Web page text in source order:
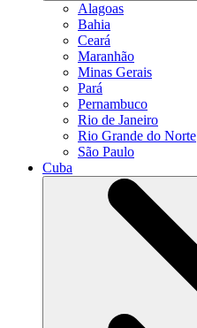
Alagoas
Bahia
Ceará
Maranhão
Minas Gerais
Pará
Pernambuco
Rio de Janeiro
Rio Grande do Norte
São Paulo
Cuba